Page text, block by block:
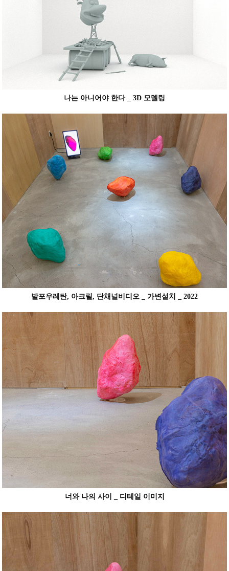
나는 아니어야 한다 _ 3D 모델링
발포우레탄, 아크릴, 단채널비디오 _ 가변설치 _ 2022
너와 나의 사이 _ 디테일 이미지